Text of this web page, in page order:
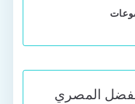
المصري